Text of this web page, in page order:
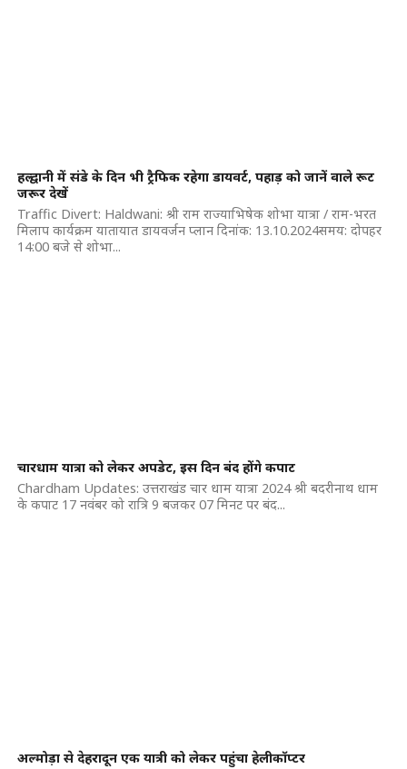
हल्द्वानी में संडे के दिन भी ट्रैफिक रहेगा डायवर्ट, पहाड़ को जानें वाले रूट
जरूर देखें
Traffic Divert: Haldwani: श्री राम राज्याभिषेक शोभा यात्रा / राम-भरत
मिलाप कार्यक्रम यातायात डायवर्जन प्लान दिनांक: 13.10.2024समय: दोपहर
14:00 बजे से शोभा...
चारधाम यात्रा को लेकर अपडेट, इस दिन बंद होंगे कपाट
Chardham Updates: उत्तराखंड चार धाम यात्रा 2024 श्री बदरीनाथ धाम
के कपाट 17 नवंबर को रात्रि 9 बजकर 07 मिनट पर बंद...
अल्मोड़ा से देहरादून एक यात्री को लेकर पहुंचा हेलीकॉप्टर